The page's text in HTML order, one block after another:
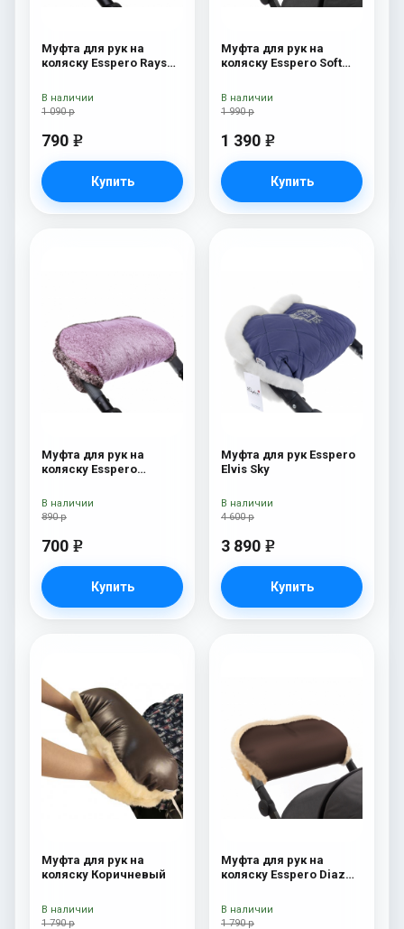
Муфта для рук на
коляску Esspero Rays
1 090 р
790 e
Купить
В наличии
Муфта для рук на
коляску Esspero Soft
1 990 р
1 390 e
Купить
В наличии
Муфта для рук на
коляску Esspero
890 р
700 e
Купить
В наличии
Муфта для рук Esspero
Elvis Sky
4 600 р
3 890 e
Купить
В наличии
Муфта для рук на
коляску Коричневый
1 790 р
В наличии
Муфта для рук на
коляску Esspero Diaz
Chocolat
1 790 р
В наличии